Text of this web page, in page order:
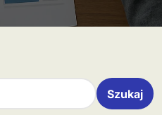
Szukaj